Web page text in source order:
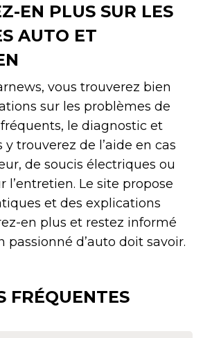
EN PLUS SUR LES
AUTO ET
vous trouverez bien
sur les problèmes de
le diagnostic et
y trouverez de l’aide en cas
de soucis électriques ou
l’entretien. Le site propose
et des explications
en plus et restez informé
passionné d’auto doit savoir.
FRÉQUENTES